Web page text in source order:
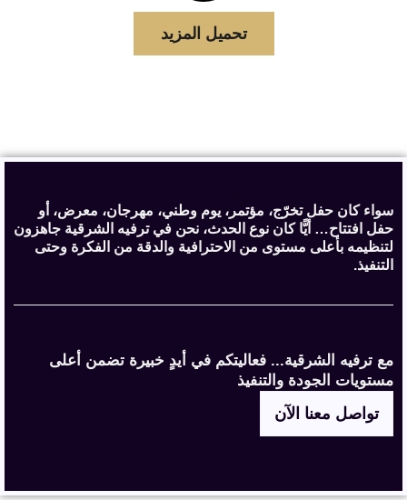
تحميل المزيد
سواء كان حفل تخرّج، مؤتمر، يوم وطني، مهرجان، معرض، أو
حفل افتتاح… أيًّا كان نوع الحدث، نحن في ترفيه الشرقية جاهزون
لتنظيمه بأعلى مستوى من الاحترافية والدقة من الفكرة وحتى
التنفيذ.
مع ترفيه الشرقية... فعاليتكم في أيدٍ خبيرة تضمن أعلى
مستويات الجودة والتنفيذ
تواصل معنا الآن